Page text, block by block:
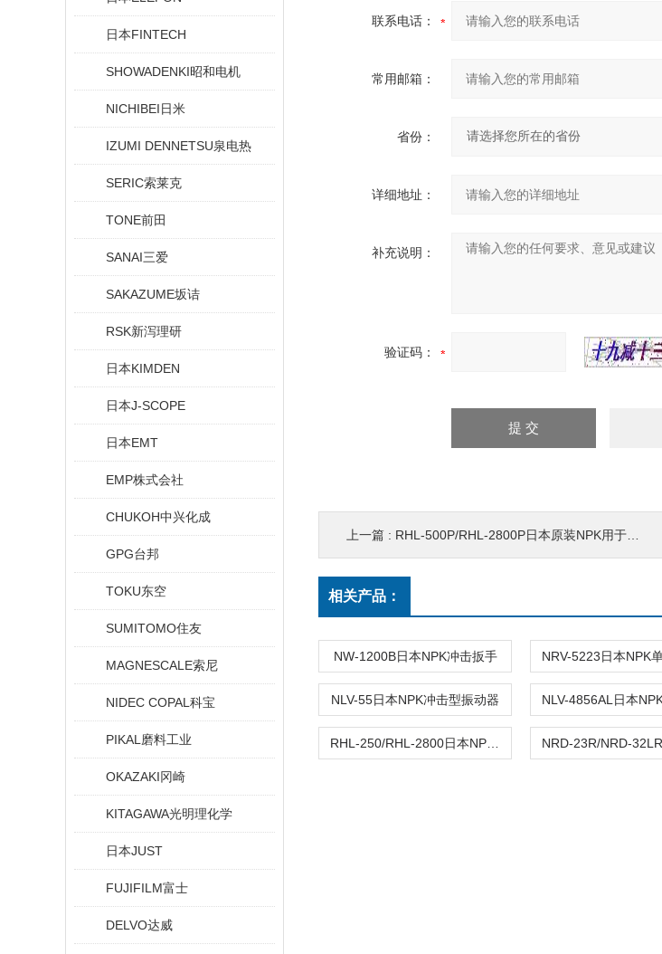
日本FINTECH
SHOWADENKI昭和电机
NICHIBEI日米
IZUMI DENNETSU泉电热
SERIC索莱克
TONE前田
SANAI三爱
SAKAZUME坂诘
RSK新泻理研
日本KIMDEN
日本J-SCOPE
日本EMT
EMP株式会社
CHUKOH中兴化成
GPG台邦
TOKU东空
SUMITOMO住友
MAGNESCALE索尼
NIDEC COPAL科宝
PIKAL磨料工业
OKAZAKI冈崎
KITAGAWA光明理化学
日本JUST
FUJIFILM富士
DELVO达威
联系电话：
常用邮箱：
省份：
详细地址：
补充说明：
验证码：
上一篇 : RHL-500P/RHL-2800P日本原装NPK用于工厂气动葫芦
相关产品：
NW-1200B日本NPK冲击扳手
NLV-55日本NPK冲击型振动器